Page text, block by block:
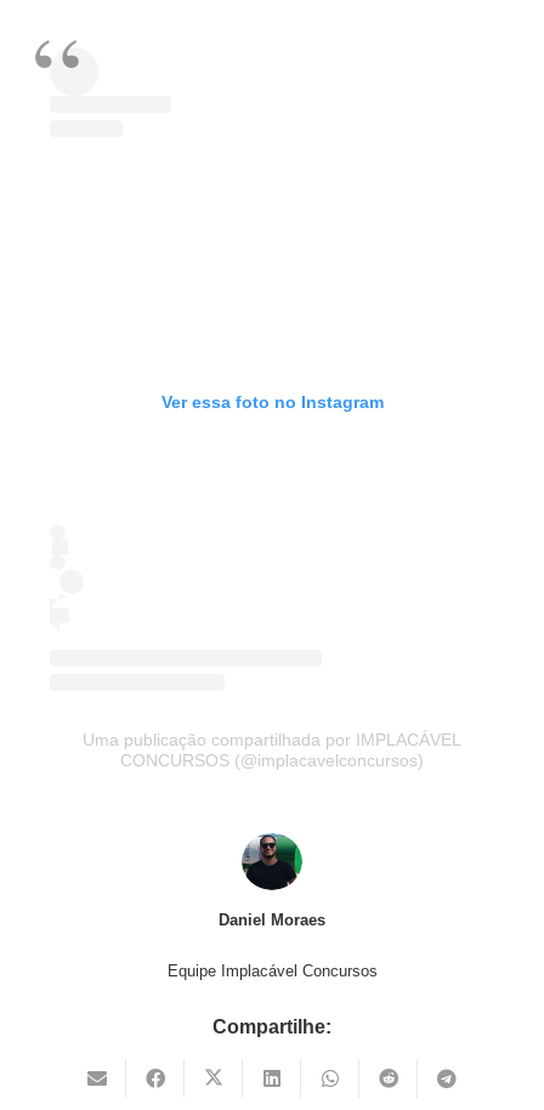
Ver essa foto no Instagram
Uma publicação compartilhada por IMPLACÁVEL
CONCURSOS (@implacavelconcursos)
Daniel Moraes
Equipe Implacável Concursos
Compartilhe: